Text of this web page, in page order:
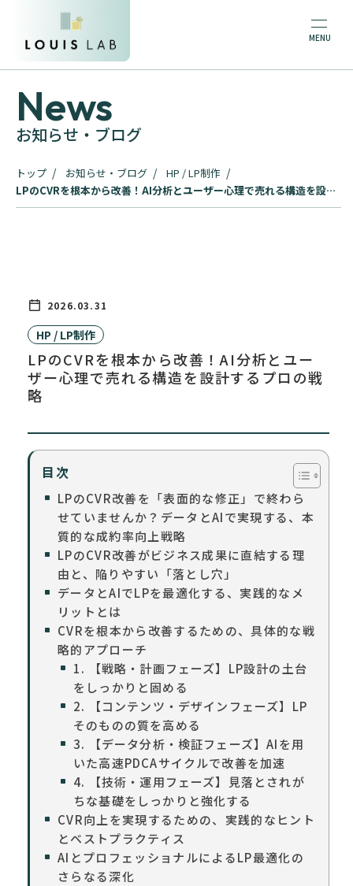
News
お知らせ・ブログ
トップ お知らせ・ブログ
HP / LP制作
LPのCVRを根本から改善！AI分析とユーザー心理で売れる構造を設計
するプロの戦略
2026.03.31
HP / LP制作
LPのCVRを根本から改善！AI分析とユー
ザー心理で売れる構造を設計するプロの戦
略
目次
LPのCVR改善を「表面的な修正」で終わら
せていませんか？データとAIで実現する、本
質的な成約率向上戦略
LPのCVR改善がビジネス成果に直結する理
由と、陥りやすい「落とし穴」
データとAIでLPを最適化する、実践的なメ
リットとは
CVRを根本から改善するための、具体的な戦
略的アプローチ
1. 【戦略・計画フェーズ】LP設計の土台
をしっかりと固める
2. 【コンテンツ・デザインフェーズ】LP
そのものの質を高める
3. 【データ分析・検証フェーズ】AIを用
いた高速PDCAサイクルで改善を加速
4. 【技術・運用フェーズ】見落とされが
ちな基礎をしっかりと強化する
CVR向上を実現するための、実践的なヒント
とベストプラクティス
AIとプロフェッショナルによるLP最適化の
さらなる深化